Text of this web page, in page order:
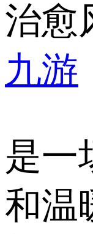
治愈
九游
是一
和温